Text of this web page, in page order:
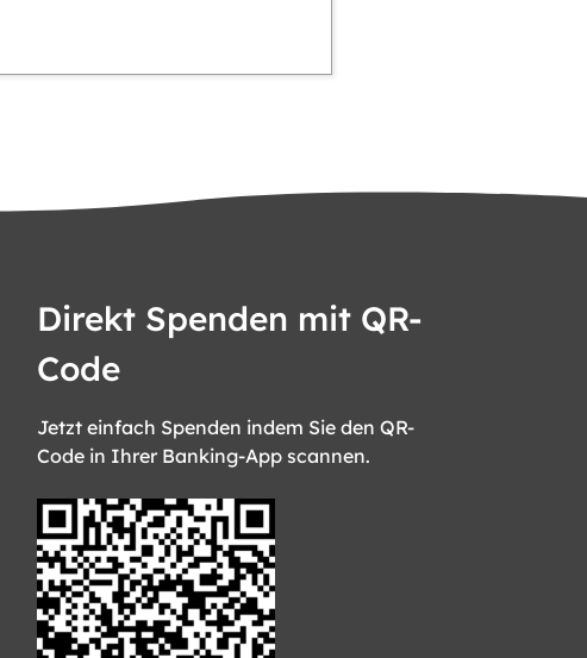
Direkt Spenden mit QR-
Code
Jetzt einfach Spenden indem Sie den QR-
Code in Ihrer Banking-App scannen.